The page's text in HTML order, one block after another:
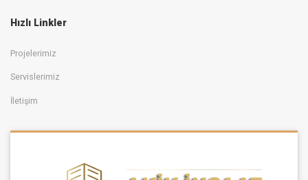
Hızlı Linkler
Projelerimiz
Servislerimiz
İletişim